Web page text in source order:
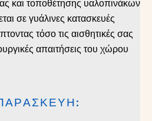
και τοποθέτησης υαλοπινάκων
σε γυάλινες κατασκευές
τόσο τις αισθητικές σας
απαιτήσεις του χώρου